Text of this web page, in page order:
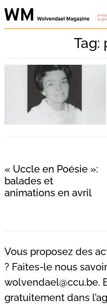
Skip
to
Tag:
« Uccle en Poésie »:
balades et
animations en avril
Vous proposez des
? Faites-le nous
wolvendael@ccu.be.
gratuitement dans
: